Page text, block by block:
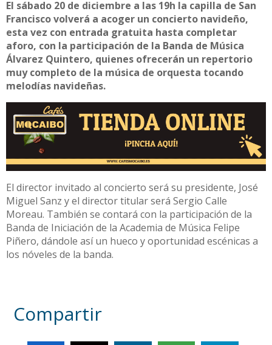
El sábado 20 de diciembre a las 19h la capilla de San
Francisco volverá a acoger un concierto navideño,
esta vez con entrada gratuita hasta completar
aforo, con la participación de la Banda de Música
Álvarez Quintero, quienes ofrecerán un repertorio
muy completo de la música de orquesta tocando
melodías navideñas.
El director invitado al concierto será su presidente, José
Miguel Sanz y el director titular será Sergio Calle
Moreau. También se contará con la participación de la
Banda de Iniciación de la Academia de Música Felipe
Piñero, dándole así un hueco y oportunidad escénicas a
los nóveles de la banda.
Compartir